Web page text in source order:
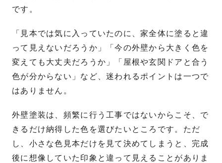
です。
「見本では気に入っていたのに、家全体に塗ると違
って見えないだろうか」「今の外壁から大きく色を
変えても大丈夫だろうか」「屋根や玄関ドアと合う
色が分からない」など、迷われるポイントは一つで
はありません。
外壁塗装は、頻繁に行う工事ではないからこそ、で
きるだけ納得した色を選びたいところです。ただ
し、小さな色見本だけを見て決めてしまうと、完成
後に想像していた印象と違って見えることがありま